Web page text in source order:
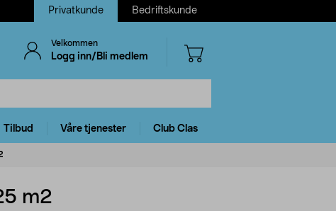
Privatkunde Bedriftskunde
Velkommen
Logg inn/Bli medlem
Tilbud Våre tjenester Club Clas
m2